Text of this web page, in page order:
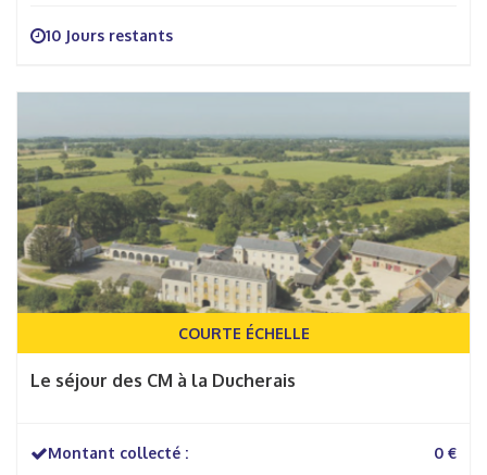
10 Jours restants
COURTE ÉCHELLE
Le séjour des CM à la Ducherais
Montant collecté : 0 €